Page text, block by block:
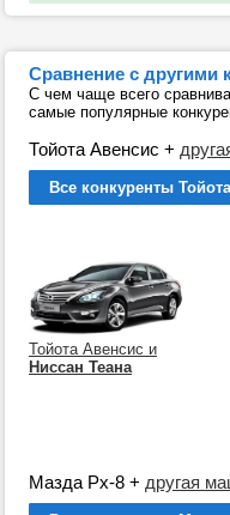
Сравнение с другими
С чем чаще всего
самые популярные
Тойота Авенсис +
Все конкуренты
Тойота Авенсис и
Ниссан Теана
Мазда Рх-8 + другая